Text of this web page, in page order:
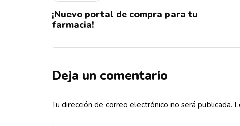
¡Nuevo portal de compra para tu
farmacia!
Deja un comentario
Tu dirección de correo electrónico no será publicada.